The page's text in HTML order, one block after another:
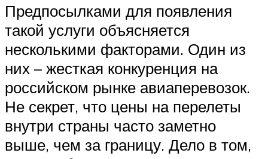
Предпосылками для появления
такой услуги объясняется
несколькими факторами. Один из
них – жесткая конкуренция на
российском рынке авиаперевозок.
Не секрет, что цены на перелеты
внутри страны часто заметно
выше, чем за границу. Дело в том,